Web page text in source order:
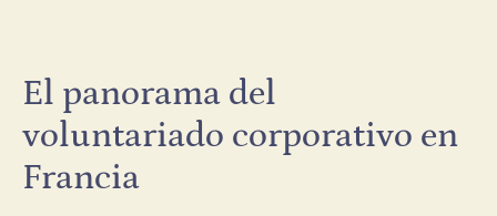
El panorama del
voluntariado corporativo en
Francia